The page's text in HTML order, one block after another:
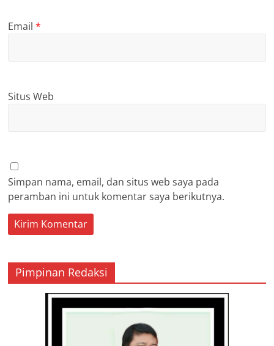
Email*
Situs Web
Simpan nama, email, dan situs web saya pada
peramban ini untuk komentar saya berikutnya.
Pimpinan Redaksi